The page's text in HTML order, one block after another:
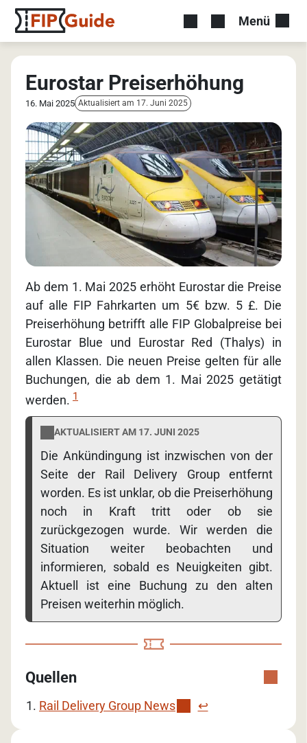
Menü
Eurostar Preiserhöhung
16. Mai 2025 Aktualisiert am 17. Juni 2025
Ab dem 1. Mai 2025 erhöht Eurostar die Preise
auf alle FIP Fahrkarten um 5€ bzw. 5 £. Die
Preiserhöhung betrifft alle FIP Globalpreise bei
Eurostar Blue und Eurostar Red (Thalys) in
allen Klassen. Die neuen Preise gelten für alle
Buchungen, die ab dem 1. Mai 2025 getätigt
werden. 1
AKTUALISIERT AM 17. JUNI 2025
Die Ankündingung ist inzwischen von der
Seite der Rail Delivery Group entfernt
worden. Es ist unklar, ob die Preiserhöhung
noch in Kraft tritt oder ob sie
zurückgezogen wurde. Wir werden die
Situation weiter beobachten und
informieren, sobald es Neuigkeiten gibt.
Aktuell ist eine Buchung zu den alten
Preisen weiterhin möglich.
Quellen
Rail Delivery Group News ↩︎